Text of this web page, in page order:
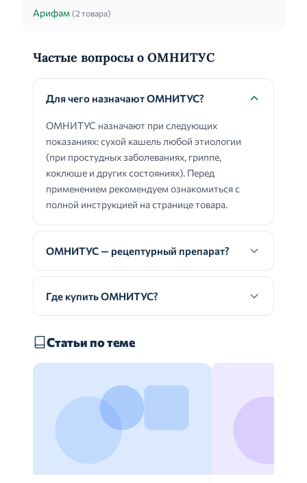
Арифам (2 товара)
Частые вопросы о ОМНИТУС
Для чего назначают ОМНИТУС?
ОМНИТУС назначают при следующих
показаниях: сухой кашель любой этиологии
(при простудных заболеваниях, гриппе,
коклюше и других состояниях). Перед
применением рекомендуем ознакомиться с
полной инструкцией на странице товара.
ОМНИТУС — рецептурный препарат?
Где купить ОМНИТУС?
Статьи по теме